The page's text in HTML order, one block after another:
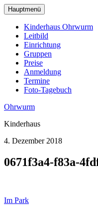
zum
Hauptinhalt
wechseln
Hauptmenü
Kinderhaus Ohrwurm
Leitbild
Einrichtung
Gruppen
Preise
Anmeldung
Termine
Foto-Tagebuch
Ohrwurm
Kinderhaus
4. Dezember 2018
0671f3a4-f83a-
Beitragsnavigation
Im Park